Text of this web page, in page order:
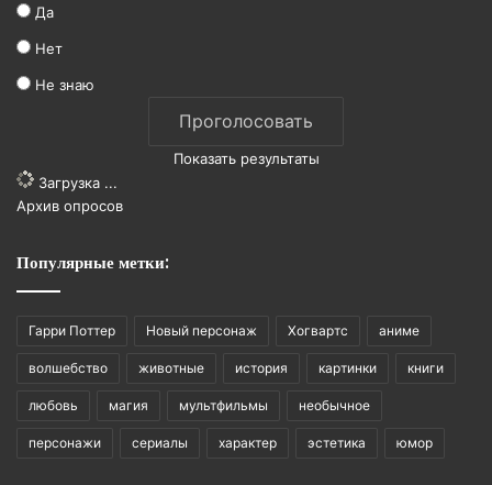
Да
Нет
Не знаю
Показать результаты
Загрузка ...
Архив опросов
Популярные метки:
Гарри Поттер Новый персонаж Хогвартс аниме
волшебство животные история картинки книги
любовь магия мультфильмы необычное
персонажи сериалы характер эстетика юмор